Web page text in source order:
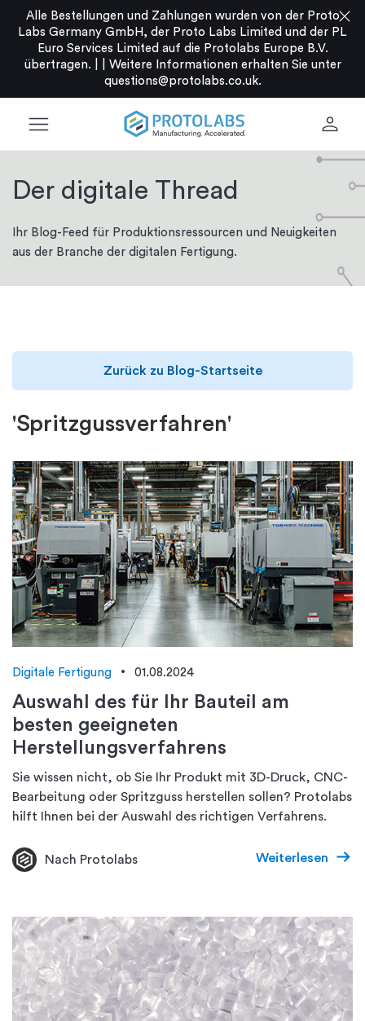
Alle Bestellungen und Zahlungen wurden von der Proto
Labs Germany GmbH, der Proto Labs Limited und der PL
Euro Services Limited auf die Protolabs Europe B.V.
übertragen. |
Weitere Informationen erhalten Sie unter
questions@protolabs.co.uk.
close
menu person
Der digitale Thread
Ihr Blog-Feed für Produktionsressourcen und Neuigkeiten
aus der Branche der digitalen Fertigung.
'Spritzgussverfahren'
Zurück zu Blog-Startseite
Digitale Fertigung 01.08.2024
Auswahl des für Ihr Bauteil am
besten geeigneten
Herstellungsverfahrens
Sie wissen nicht, ob Sie Ihr Produkt mit 3D-Druck, CNC-
Bearbeitung oder Spritzguss herstellen sollen? Protolabs
hilft Ihnen bei der Auswahl des richtigen Verfahrens.
Nach Protolabs Weiterlesen